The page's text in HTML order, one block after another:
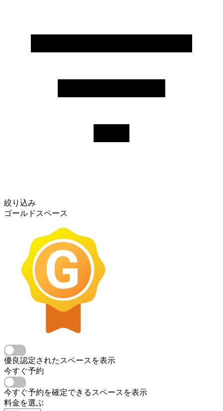
絞り込み
ゴールドスペース
優良認定されたスペースを表示
今すぐ予約
今すぐ予約を確定できるスペースを表示
料金を選ぶ